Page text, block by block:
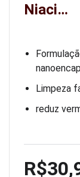
Niaci…
Limpeza
reduz